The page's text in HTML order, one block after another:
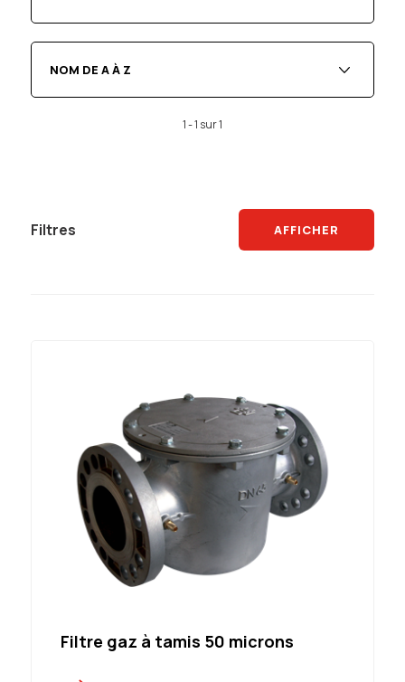
NOM DE A À Z
1 - 1 sur 1
Filtres AFFICHER
Filtre gaz à tamis 50 microns